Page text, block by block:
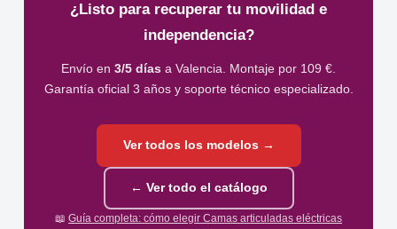
¿Listo para recuperar tu movilidad e
independencia?
Envío en 3/5 días a Valencia. Montaje por 109 €.
Garantía oficial 3 años y soporte técnico especializado.
Ver todos los modelos →
← Ver todo el catálogo
📖 Guía completa: cómo elegir Camas articuladas eléctricas